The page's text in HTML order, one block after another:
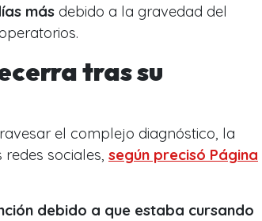
más debido a la gravedad del
tras su
el complejo diagnóstico, la
sociales, según precisó Página
debido a que estaba cursando